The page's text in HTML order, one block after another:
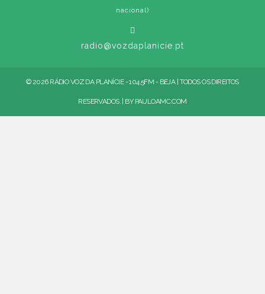
nacional)
radio@vozdaplanicie.pt
© 2026 RÁDIO VOZ DA PLANÍCIE - 104.5FM - BEJA | TODOS OS DIREITOS
RESERVADOS. | BY PAULOAMC.COM